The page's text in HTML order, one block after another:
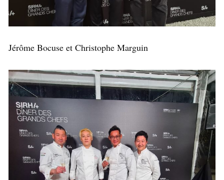
Jérôme Bocuse et Christophe Marguin